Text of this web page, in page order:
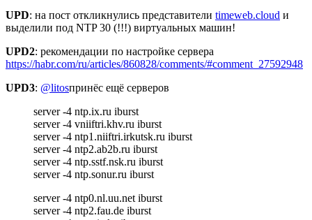
UPD: на пост откликнулись представители timeweb.cloud и
выделили под NTP 30 (!!!) виртуальных машин!
UPD2: рекомендации по настройке сервера
https://habr.com/ru/articles/860828/comments/#comment_27592948
UPD3: @litosпринёс ещё серверов
server -4 ntp.ix.ru iburst
server -4 vniiftri.khv.ru iburst
server -4 ntp1.niiftri.irkutsk.ru iburst
server -4 ntp2.ab2b.ru iburst
server -4 ntp.sstf.nsk.ru iburst
server -4 ntp.sonur.ru iburst
server -4 ntp0.nl.uu.net iburst
server -4 ntp2.fau.de iburst